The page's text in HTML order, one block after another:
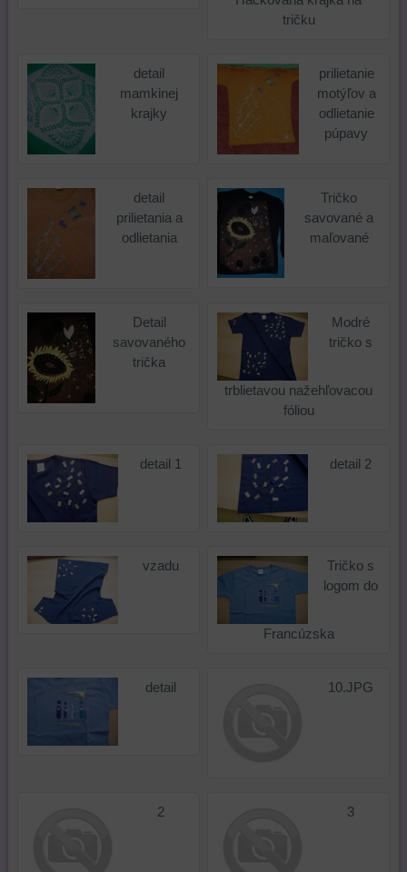
tričku
detail
mamkinej
krajky
prilietanie
motýľov a
odlietanie
púpavy
detail
prilietania a
odlietania
Tričko
savované a
maľované
Detail
savovaného
trička
Modré
tričko s
trblietavou nažehľovacou
fóliou
detail 1 detail 2
vzadu
Tričko s
logom do
Francúzska
detail 10.JPG
2 3
zdroje
tretích
strán,
widgety
atď.
interagovali
alebo
ste
ich
používali,
udalostí
konverzií
a
podobne.